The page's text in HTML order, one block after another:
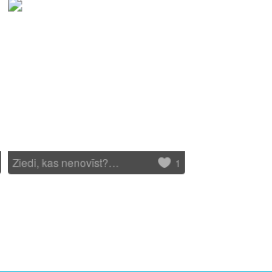
Ziedi, kas nenovīst?… 1